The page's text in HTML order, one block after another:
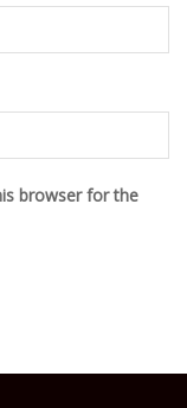
browser for the